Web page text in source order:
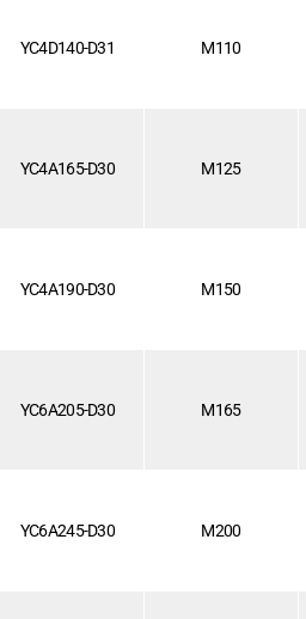
YC4D140-D31 M110
YC4A165-D30 M125
YC4A190-D30 M150
YC6A205-D30 M165
YC6A245-D30 M200